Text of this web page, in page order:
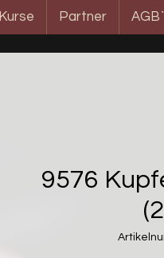
Kurse Partner
9576